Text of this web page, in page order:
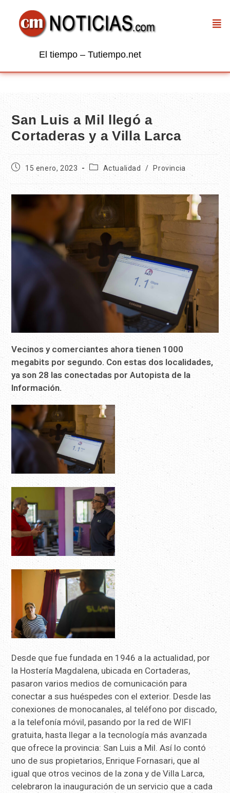
El tiempo – Tutiempo.net
San Luis a Mil llegó a
Cortaderas y a Villa Larca
15 enero, 2023 Actualidad / Provincia
Vecinos y comerciantes ahora tienen 1000
megabits por segundo. Con estas dos localidades,
ya son 28 las conectadas por Autopista de la
Información.
Desde que fue fundada en 1946 a la actualidad, por
la Hostería Magdalena, ubicada en Cortaderas,
pasaron varios medios de comunicación para
conectar a sus huéspedes con el exterior. Desde las
conexiones de monocanales, al teléfono por discado,
a la telefonía móvil, pasando por la red de WIFI
gratuita, hasta llegar a la tecnología más avanzada
que ofrece la provincia: San Luis a Mil. Así lo contó
uno de sus propietarios, Enrique Fornasari, que al
igual que otros vecinos de la zona y de Villa Larca,
celebraron la inauguración de un servicio que a cada